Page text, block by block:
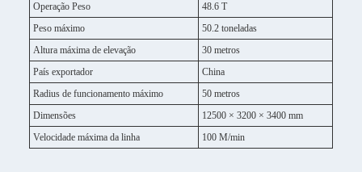
Operação Peso
48.6 T
Peso máximo
50.2 toneladas
Altura máxima de elevação
30 metros
País exportador
China
Radius de funcionamento máximo
50 metros
Dimensões
12500 × 3200 × 3400 mm
Velocidade máxima da linha
100 M/min